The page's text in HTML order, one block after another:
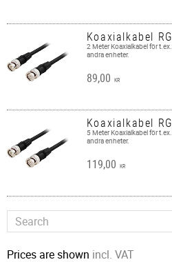
Koaxialkabel
2 Meter Koaxialkabel för
andra enheter.
89,00 KR
Koaxialkabel
5 Meter ​Koaxialkabel för
andra enheter.
119,00 KR
Prices are shown incl. VAT